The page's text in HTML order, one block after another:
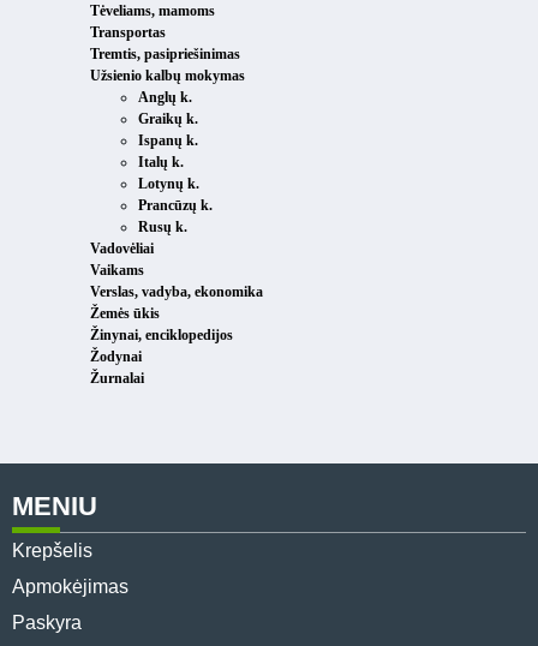
Tėveliams, mamoms
Transportas
Tremtis, pasipriešinimas
Užsienio kalbų mokymas
Anglų k.
Graikų k.
Ispanų k.
Italų k.
Lotynų k.
Prancūzų k.
Rusų k.
Vadovėliai
Vaikams
Verslas, vadyba, ekonomika
Žemės ūkis
Žinynai, enciklopedijos
Žodynai
Žurnalai
MENIU
Krepšelis
Apmokėjimas
Paskyra